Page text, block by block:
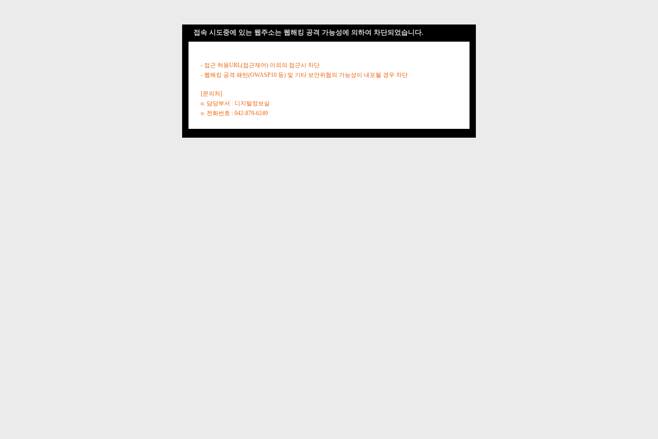
접속 시도중에 있는 웹주소는 웹해킹 공격 가능성에 의하여 차단되었습니다.
- 접근 허용URL(접근제어) 이외의 접근시 차단
- 웹해킹 공격 패턴(OWASP10 등) 및 기타 보안위협의 가능성이 내포될 경우 차단
[문의처]
o. 담당부서 : 디지털정보실
o. 전화번호 : 042-879-6249